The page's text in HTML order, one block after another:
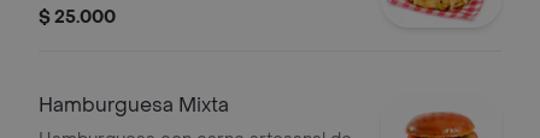
Cebolla caramelizada, Lechuga
$ 25.000
Hamburguesa Mixta